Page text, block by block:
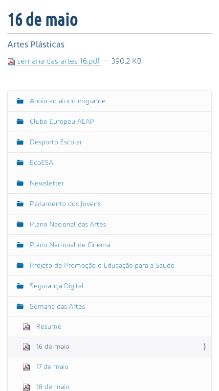
u
s
A
16 de maio
Artes Plásticas
semana-das-artes-16.pdf — 390.2 KB
N
e
a
ã
o
Apoio ao aluno migrante
Clube Europeu AEAP
Desporto Escolar
EcoESA
Newsletter
Parlamento dos Jovens
Plano Nacional das Artes
Plano Nacional de Cinema
Projeto de Promoção e Educação para a Saúde
Segurança Digital
Semana das Artes
Resumo
16 de maio
17 de maio
18 de maio